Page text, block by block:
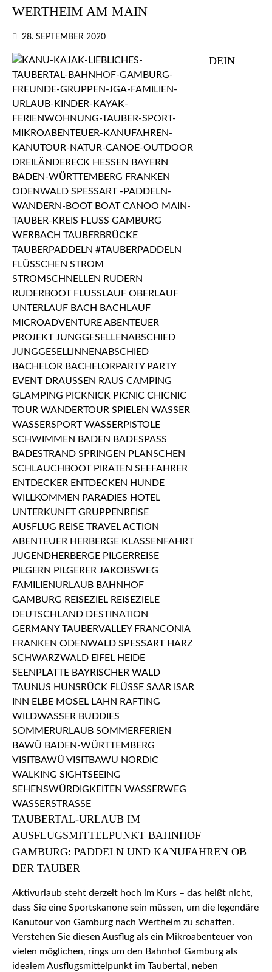
WERTHEIM AM MAIN
28. SEPTEMBER 2020
DEIN
TAUBERTAL-URLAUB IM
AUSFLUGSMITTELPUNKT BAHNHOF
GAMBURG: PADDELN UND KANUFAHREN OB
DER TAUBER
Aktivurlaub steht derzeit hoch im Kurs – das heißt nicht,
dass Sie eine Sportskanone sein müssen, um die legendäre
Kanutour von Gamburg nach Wertheim zu schaffen.
Verstehen Sie diesen Ausflug als ein Mikroabenteuer von
vielen möglichen, rings um den Bahnhof Gamburg als
idealem Ausflugsmittelpunkt im Taubertal, neben